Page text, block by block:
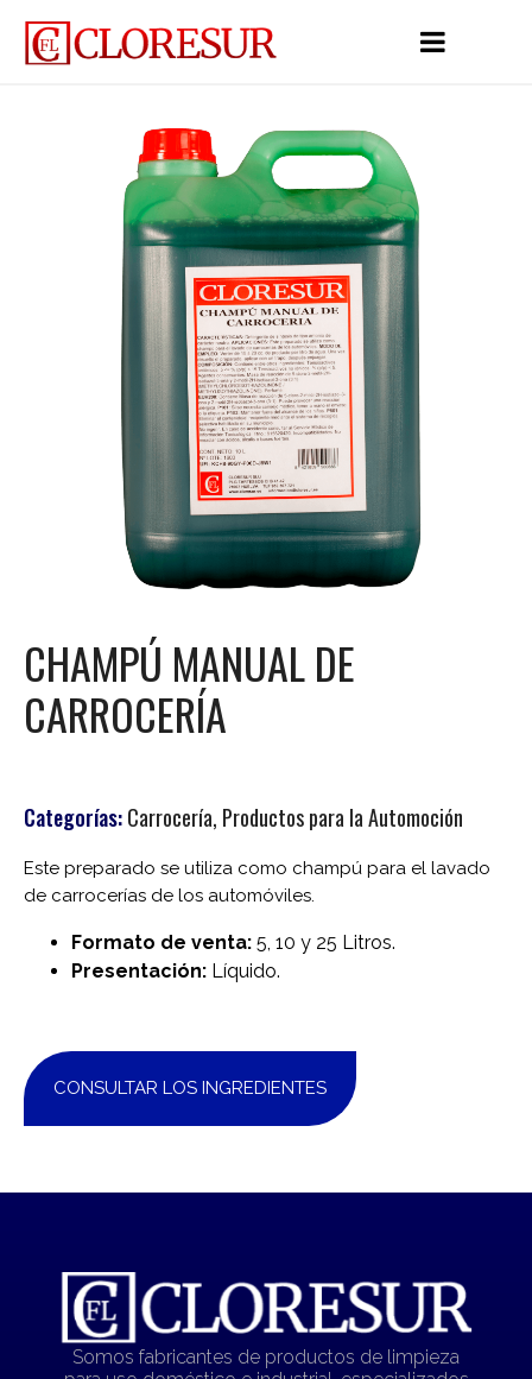
CHAMPÚ MANUAL DE
CARROCERÍA
Categorías:Carrocería, Productos para la Automoción
Este preparado se utiliza como champú para el lavado
de carrocerías de los automóviles.
Formato de venta: 5, 10 y 25 Litros.
Presentación: Líquido.
CONSULTAR LOS INGREDIENTES
Somos fabricantes de productos de limpieza